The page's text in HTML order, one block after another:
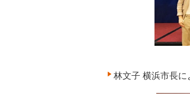
林文子 横浜市長に